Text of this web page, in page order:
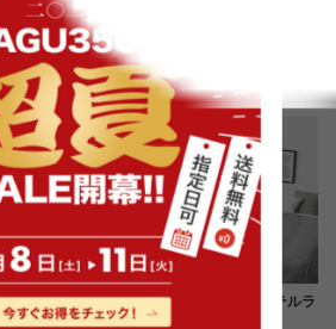
余
ャパ
間
2026.07.28
テルラ
ストーン調家具が映える、ホテルラ
イクなモダン空間